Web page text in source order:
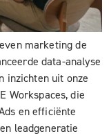
marketing de
data-analyse
inzichten uit onze
Workspaces, die
en efficiënte
leadgeneratie